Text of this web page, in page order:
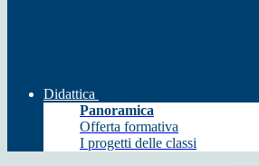
Didattica
Panoramica
Offerta formativa
I progetti delle classi